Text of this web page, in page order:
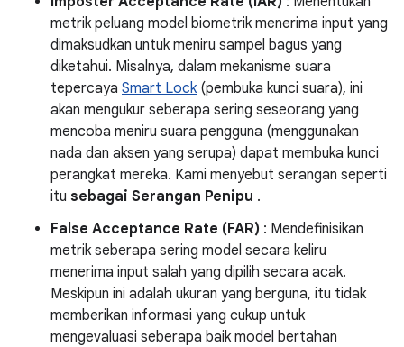
metrik peluang model biometrik menerima input yang
dimaksudkan untuk meniru sampel bagus yang
diketahui. Misalnya, dalam mekanisme suara
tepercaya Smart Lock(pembuka kunci suara), ini
akan mengukur seberapa sering seseorang yang
mencoba meniru suara pengguna (menggunakan
nada dan aksen yang serupa) dapat membuka kunci
perangkat mereka. Kami menyebut serangan seperti
itu sebagai Serangan Penipu .
False Acceptance Rate (FAR) : Mendefinisikan
metrik seberapa sering model secara keliru
menerima input salah yang dipilih secara acak.
Meskipun ini adalah ukuran yang berguna, itu tidak
memberikan informasi yang cukup untuk
mengevaluasi seberapa baik model bertahan